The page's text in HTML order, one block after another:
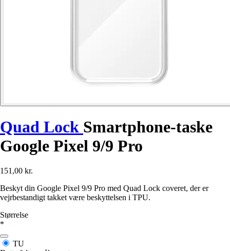
Quad Lock Smartphone-taske
Google Pixel 9/9 Pro
151,00 kr.
Beskyt din Google Pixel 9/9 Pro med Quad Lock coveret, der er
vejrbestandigt takket være beskyttelsen i TPU.
Størrelse
*
TU